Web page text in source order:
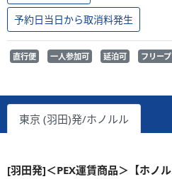
予約日当日から取消料発生
直行便 一人参加可 延泊可 フリー
東京 (羽田)発/ホノルル
[羽田発]＜PEX運賃商品＞【ホノ